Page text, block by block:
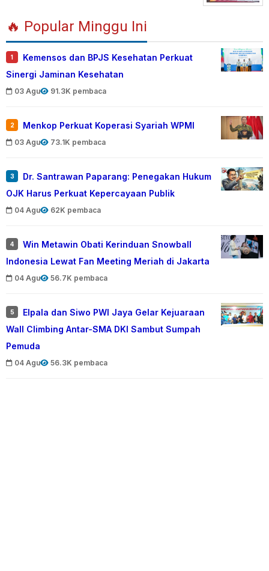
🔥 Popular Minggu Ini
1
Kemensos dan BPJS Kesehatan Perkuat
Sinergi Jaminan Kesehatan
03 Agu 91.3K pembaca
2 Menkop Perkuat Koperasi Syariah WPMI
03 Agu 73.1K pembaca
3
Dr. Santrawan Paparang: Penegakan Hukum
OJK Harus Perkuat Kepercayaan Publik
04 Agu 62K pembaca
4
Win Metawin Obati Kerinduan Snowball
Indonesia Lewat Fan Meeting Meriah di Jakarta
04 Agu 56.7K pembaca
5
Elpala dan Siwo PWI Jaya Gelar Kejuaraan
Wall Climbing Antar-SMA DKI Sambut Sumpah
Pemuda
04 Agu 56.3K pembaca